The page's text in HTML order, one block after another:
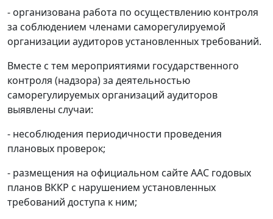
- организована работа по осуществлению контроля
за соблюдением членами саморегулируемой
организации аудиторов установленных требований.
Вместе с тем мероприятиями государственного
контроля (надзора) за деятельностью
саморегулируемых организаций аудиторов
выявлены случаи:
- несоблюдения периодичности проведения
плановых проверок;
- размещения на официальном сайте ААС годовых
планов ВККР с нарушением установленных
требований доступа к ним;